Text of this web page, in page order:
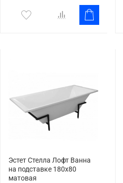
Эстет Стелла Лофт Ванна
на подставке 180х80
матовая